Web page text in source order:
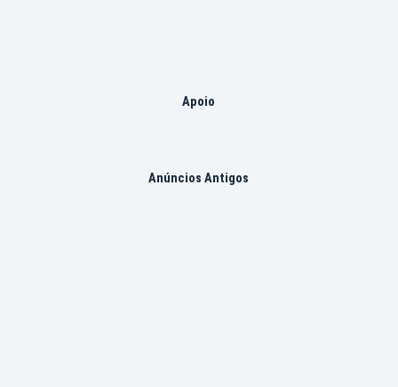
Apoio
Anúncios Antigos